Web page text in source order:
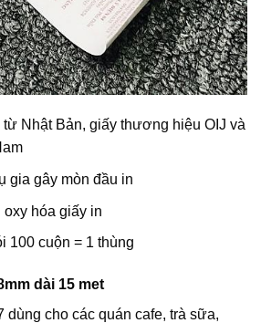
Nhật Bản, giấy thương hiệu OIJ và
gia gây mòn đầu in
hóa giấy in
100 cuộn = 1 thùng
dài 15 met
dùng cho các quán cafe, trà sữa,